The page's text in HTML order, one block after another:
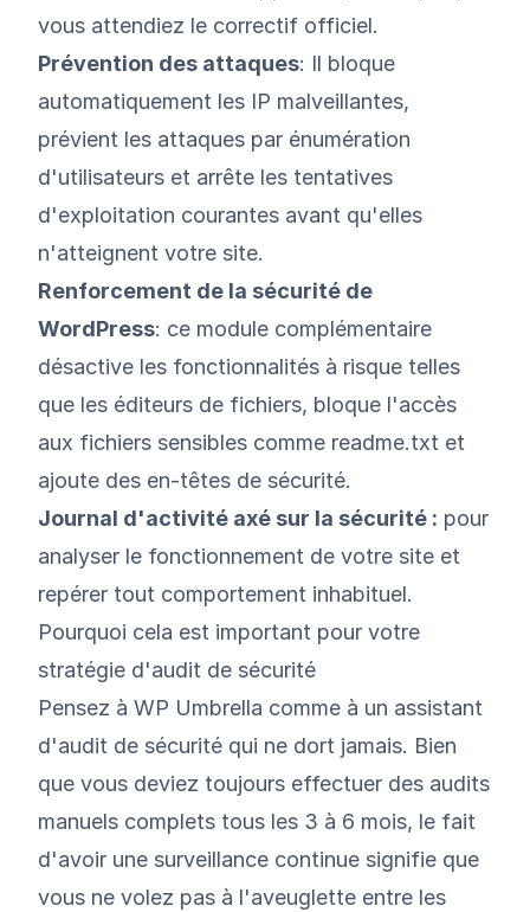
vous attendiez le correctif officiel.
Prévention des attaques: Il bloque
automatiquement les IP malveillantes,
prévient les attaques par énumération
d'utilisateurs et arrête les tentatives
d'exploitation courantes avant qu'elles
n'atteignent votre site.
Renforcement de la sécurité de
WordPress: ce module complémentaire
désactive les fonctionnalités à risque telles
que les éditeurs de fichiers, bloque l'accès
aux fichiers sensibles comme readme.txt et
ajoute des en-têtes de sécurité.
Journal d'activité axé sur la sécurité : pour
analyser le fonctionnement de votre site et
repérer tout comportement inhabituel.
Pourquoi cela est important pour votre
stratégie d'audit de sécurité
Pensez à WP Umbrella comme à un assistant
d'audit de sécurité qui ne dort jamais. Bien
que vous deviez toujours effectuer des audits
manuels complets tous les 3 à 6 mois, le fait
d'avoir une surveillance continue signifie que
vous ne volez pas à l'aveuglette entre les